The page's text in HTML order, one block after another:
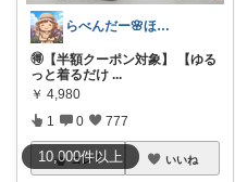
10,000件以上
らべんだー🌸ほっと癒されるものを
🉐【半額クーポン対象】 【ゆる
っと着るだけ ...
￥ 4,980
1 0 777
コレ いいね